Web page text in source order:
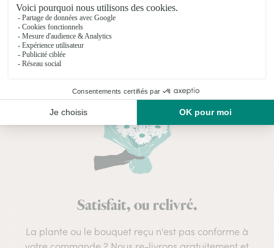
Voir plus de produits
Satisfait, ou relivré.
La plante ou le bouquet reçu n'est pas conforme à